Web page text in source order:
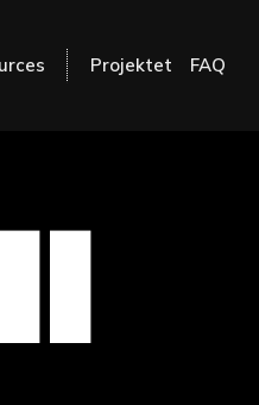
Projektet FAQ